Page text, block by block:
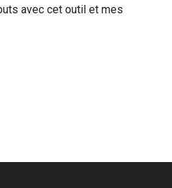
avec cet outil et mes